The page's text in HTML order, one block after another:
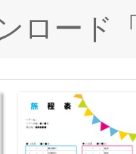
ロード